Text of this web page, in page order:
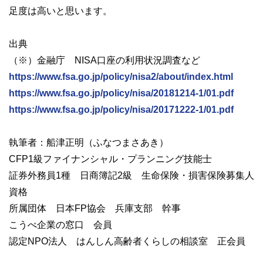
足度は高いと思います。
出典
（※）金融庁 NISA口座の利用状況調査など
https://www.fsa.go.jp/policy/nisa2/about/index.html
https://www.fsa.go.jp/policy/nisa/20181214-1/01.pdf
https://www.fsa.go.jp/policy/nisa/20171222-1/01.pdf
執筆者：船津正明（ふなつまさあき）
CFP1級ファイナンシャル・プランニング技能士
証券外務員1種 日商簿記2級 生命保険・損害保険募集人
資格
所属団体 日本FP協会 兵庫支部 幹事
こうべ企業の窓口 会員
認定NPO法人 はんしん高齢者くらしの相談室 正会員